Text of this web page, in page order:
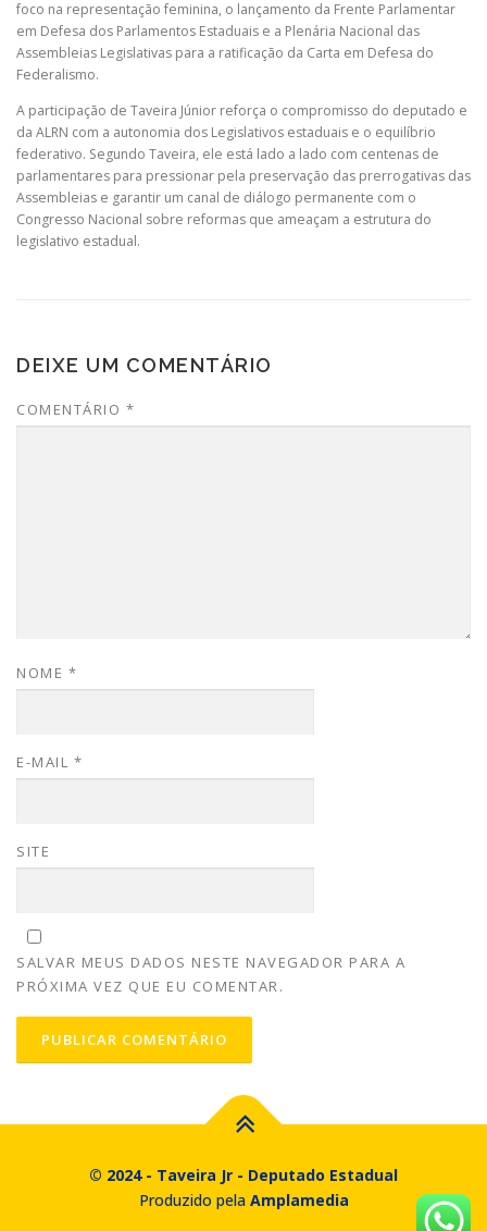
foco na representação feminina, o lançamento da Frente Parlamentar
em Defesa dos Parlamentos Estaduais e a Plenária Nacional das
Assembleias Legislativas para a ratificação da Carta em Defesa do
Federalismo.
A participação de Taveira Júnior reforça o compromisso do deputado e
da ALRN com a autonomia dos Legislativos estaduais e o equilíbrio
federativo. Segundo Taveira, ele está lado a lado com centenas de
parlamentares para pressionar pela preservação das prerrogativas das
Assembleias e garantir um canal de diálogo permanente com o
Congresso Nacional sobre reformas que ameaçam a estrutura do
legislativo estadual.
DEIXE UM COMENTÁRIO
COMENTÁRIO *
NOME *
E-MAIL *
SITE
SALVAR MEUS DADOS NESTE NAVEGADOR PARA A
PRÓXIMA VEZ QUE EU COMENTAR.
© 2024 - Taveira Jr - Deputado Estadual
Produzido pela Amplamedia